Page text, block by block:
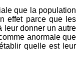
que la population
effet parce que les
leur donner un autre
anormale que
quelle est leur